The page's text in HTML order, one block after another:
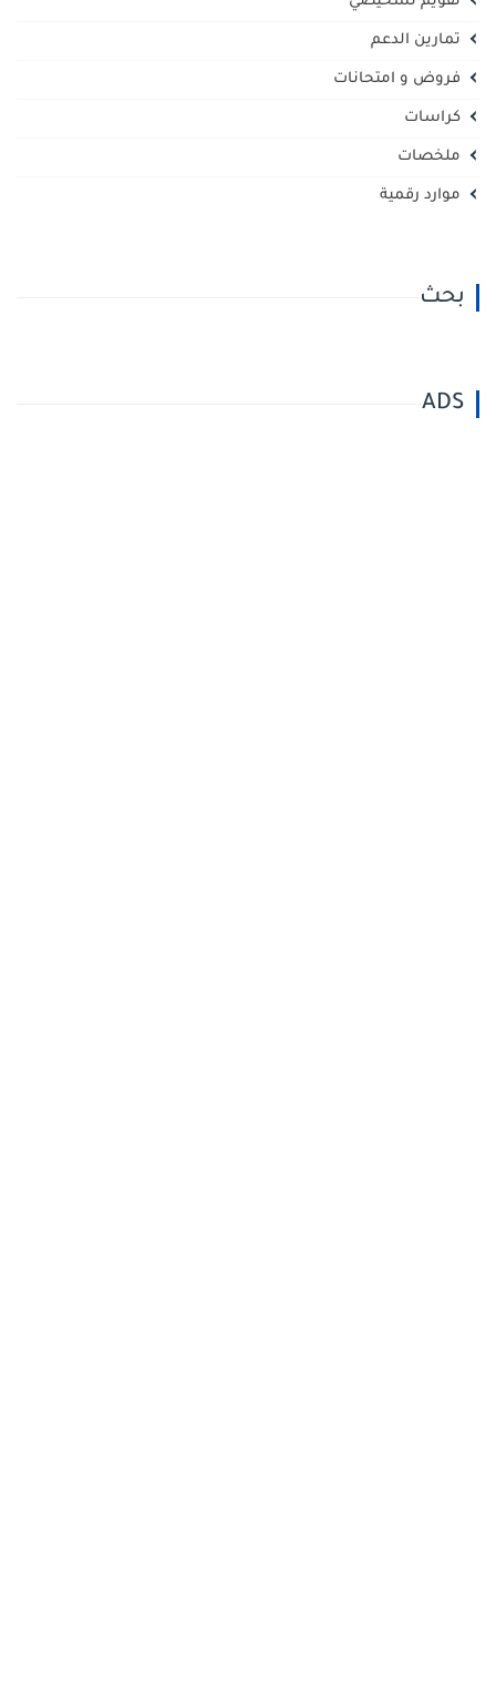
تمارين الدعم
فروض و امتحانات
كراسات
ملخصات
موارد رقمية
بحث
ADS